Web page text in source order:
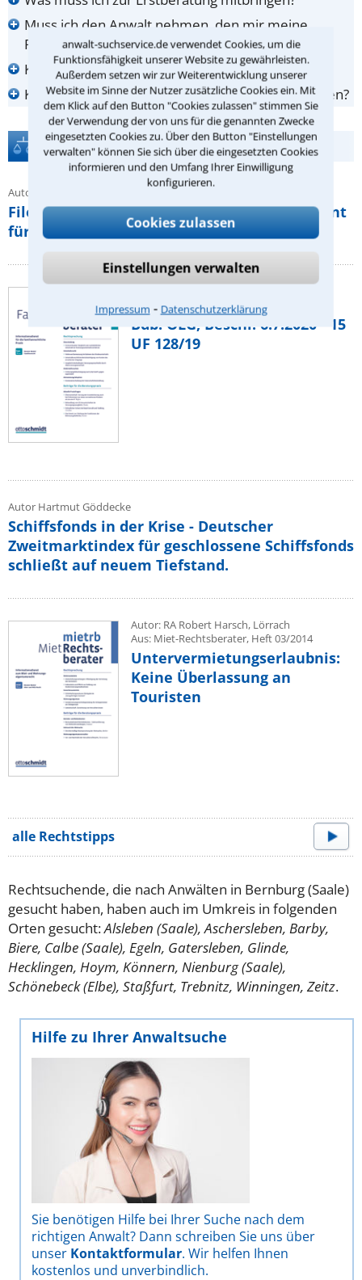
anwalt-suchservice.de verwendet Cookies, um die
Funktionsfähigkeit unserer Website zu gewährleisten.
Außerdem setzen wir zur Weiterentwicklung unserer
Website im Sinne der Nutzer zusätzliche Cookies ein. Mit
dem Klick auf den Button "Cookies zulassen" stimmen Sie
der Verwendung der von uns für die genannten Zwecke
eingesetzten Cookies zu. Über den Button "Einstellungen
verwalten" können Sie sich über die eingesetzten Cookies
informieren und den Umfang Ihrer Einwilligung
konfigurieren.
Cookies zulassen
Einstellungen verwalten
Impressum ⁃ Datenschutzerklärung
Muss ich den Anwalt nehmen, den mir meine
Rechtsschutzversicherung empfiehlt?
Kann mein Anwalt einen Vorschuss verlangen?
Kann ich mich beim Anwalt anonym beraten lassen?
Rechtstipps
Autor Carsten Herrle
Filesharing | Kanzlei Waldorf Frommer mahnt
für Constantin Film ab
Aus: Familien-Rechtsberater, Heft 12/2020
Bdb. OLG, Beschl. 6.7.2020 - 15
UF 128/19
Autor Hartmut Göddecke
Schiffsfonds in der Krise - Deutscher
Zweitmarktindex für geschlossene Schiffsfonds
schließt auf neuem Tiefstand.
Autor: RA Robert Harsch, Lörrach
Aus: Miet-Rechtsberater, Heft 03/2014
Untervermietungserlaubnis:
Keine Überlassung an
Touristen
alle Rechtstipps
Rechtsuchende, die nach Anwälten in Bernburg (Saale)
gesucht haben, haben auch im Umkreis in folgenden
Orten gesucht:Alsleben (Saale), Aschersleben, Barby,
Biere, Calbe (Saale), Egeln, Gatersleben, Glinde,
Hecklingen, Hoym, Könnern, Nienburg (Saale),
Schönebeck (Elbe), Staßfurt, Trebnitz, Winningen, Zeitz.
Hilfe zu Ihrer Anwaltsuche
Sie benötigen Hilfe bei Ihrer Suche nach dem
richtigen Anwalt? Dann schreiben Sie uns über
unser Kontaktformular. Wir helfen Ihnen
kostenlos und unverbindlich.